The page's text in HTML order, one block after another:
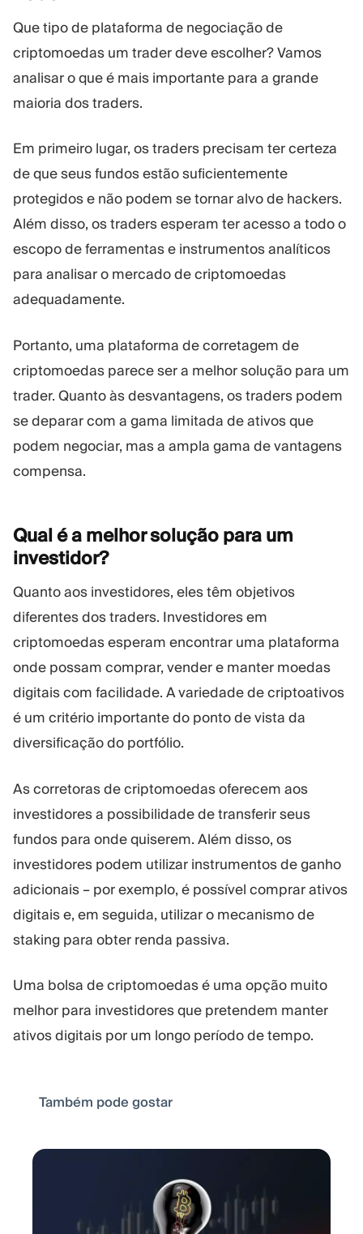
Que tipo de plataforma de negociação de
criptomoedas um trader deve escolher? Vamos
analisar o que é mais importante para a grande
maioria dos traders.
Em primeiro lugar, os traders precisam ter certeza
de que seus fundos estão suficientemente
protegidos e não podem se tornar alvo de hackers.
Além disso, os traders esperam ter acesso a todo o
escopo de ferramentas e instrumentos analíticos
para analisar o mercado de criptomoedas
adequadamente.
Portanto, uma plataforma de corretagem de
criptomoedas parece ser a melhor solução para um
trader. Quanto às desvantagens, os traders podem
se deparar com a gama limitada de ativos que
podem negociar, mas a ampla gama de vantagens
compensa.
Qual é a melhor solução para um
investidor?
Quanto aos investidores, eles têm objetivos
diferentes dos traders. Investidores em
criptomoedas esperam encontrar uma plataforma
onde possam comprar, vender e manter moedas
digitais com facilidade. A variedade de criptoativos
é um critério importante do ponto de vista da
diversificação do portfólio.
As corretoras de criptomoedas oferecem aos
investidores a possibilidade de transferir seus
fundos para onde quiserem. Além disso, os
investidores podem utilizar instrumentos de ganho
adicionais – por exemplo, é possível comprar ativos
digitais e, em seguida, utilizar o mecanismo de
staking para obter renda passiva.
Uma bolsa de criptomoedas é uma opção muito
melhor para investidores que pretendem manter
ativos digitais por um longo período de tempo.
Também pode gostar